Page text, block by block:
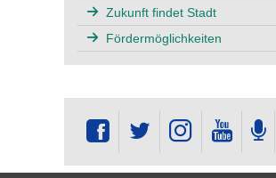
Zukunft findet Stadt
Fördermöglichkeiten